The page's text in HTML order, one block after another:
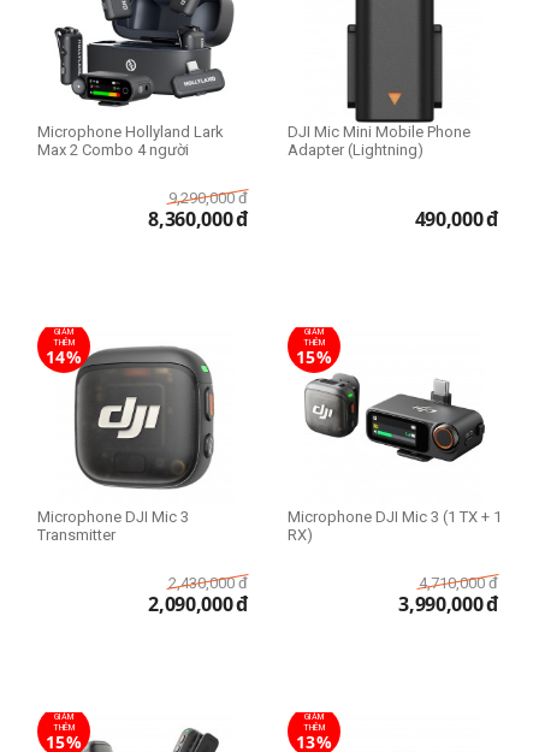
Microphone Hollyland Lark
Max 2 Combo 4 người
9,290,000 đ
8,360,000đ
DJI Mic Mini Mobile Phone
Adapter (Lightning)
490,000đ
GIẢM
THÊM
14%
Microphone DJI Mic 3
Transmitter
2,430,000 đ
2,090,000đ
GIẢM
THÊM
15%
Microphone DJI Mic 3 (1 TX + 1
RX)
4,710,000 đ
3,990,000đ
GIẢM
THÊM
15%
GIẢM
THÊM
13%